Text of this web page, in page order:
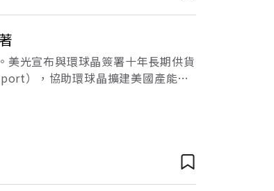
光宣布與環球晶簽署十年長期供貨
），協助環球晶擴建美國產能，